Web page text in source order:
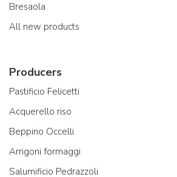
Bresaola
All new products
Producers
Pastificio Felicetti
Acquerello riso
Beppino Occelli
Arrigoni formaggi
Salumificio Pedrazzoli